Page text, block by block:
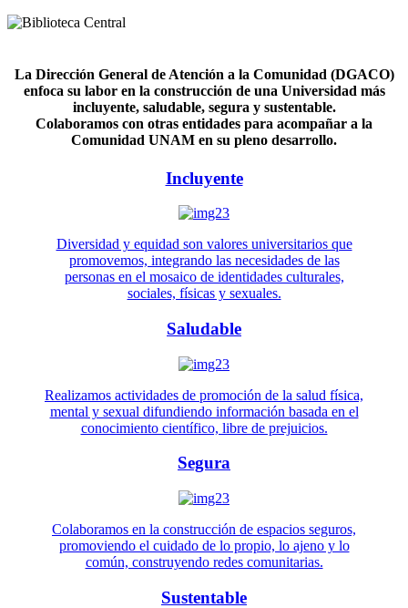
La Dirección General de Atención a la Comunidad (DGACO)
enfoca su labor en la construcción de una Universidad más
incluyente, saludable, segura y sustentable.
Colaboramos con otras entidades para acompañar a la
Comunidad UNAM en su pleno desarrollo.
Incluyente
Diversidad y equidad son valores universitarios que
promovemos, integrando las necesidades de las
personas en el mosaico de identidades culturales,
sociales, físicas y sexuales.
Saludable
Realizamos actividades de promoción de la salud física,
mental y sexual difundiendo información basada en el
conocimiento científico, libre de prejuicios.
Segura
Colaboramos en la construcción de espacios seguros,
promoviendo el cuidado de lo propio, lo ajeno y lo
común, construyendo redes comunitarias.
Sustentable